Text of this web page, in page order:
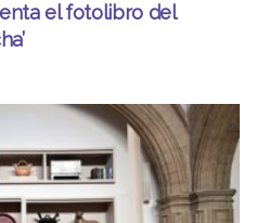
el fotolibro del